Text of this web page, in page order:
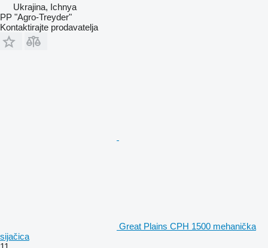
Ukrajina, Ichnya
PP "Agro-Treyder"
Kontaktirajte prodavatelja
Great Plains CPH 1500 mehanička
sijačica